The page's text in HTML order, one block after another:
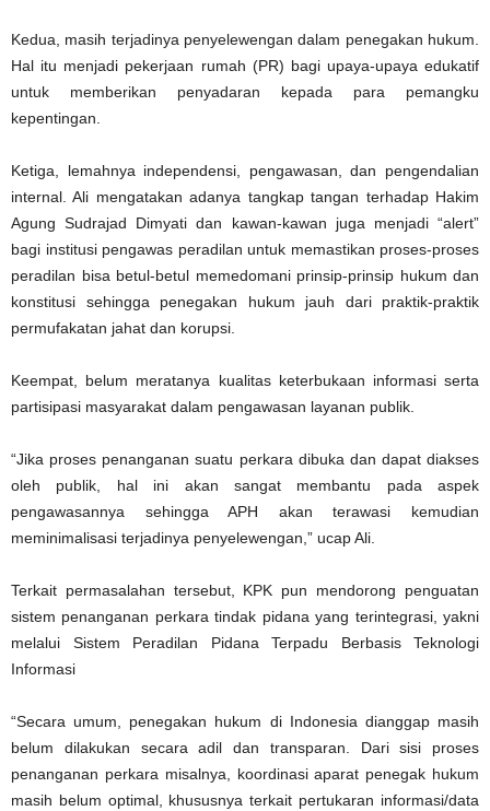
Kedua, masih terjadinya penyelewengan dalam penegakan hukum.
Hal itu menjadi pekerjaan rumah (PR) bagi upaya-upaya edukatif
untuk memberikan penyadaran kepada para pemangku
kepentingan.
Ketiga, lemahnya independensi, pengawasan, dan pengendalian
internal. Ali mengatakan adanya tangkap tangan terhadap Hakim
Agung Sudrajad Dimyati dan kawan-kawan juga menjadi “alert”
bagi institusi pengawas peradilan untuk memastikan proses-proses
peradilan bisa betul-betul memedomani prinsip-prinsip hukum dan
konstitusi sehingga penegakan hukum jauh dari praktik-praktik
permufakatan jahat dan korupsi.
Keempat, belum meratanya kualitas keterbukaan informasi serta
partisipasi masyarakat dalam pengawasan layanan publik.
“Jika proses penanganan suatu perkara dibuka dan dapat diakses
oleh publik, hal ini akan sangat membantu pada aspek
pengawasannya sehingga APH akan terawasi kemudian
meminimalisasi terjadinya penyelewengan,” ucap Ali.
Terkait permasalahan tersebut, KPK pun mendorong penguatan
sistem penanganan perkara tindak pidana yang terintegrasi, yakni
melalui Sistem Peradilan Pidana Terpadu Berbasis Teknologi
Informasi
“Secara umum, penegakan hukum di Indonesia dianggap masih
belum dilakukan secara adil dan transparan. Dari sisi proses
penanganan perkara misalnya, koordinasi aparat penegak hukum
masih belum optimal, khususnya terkait pertukaran informasi/data